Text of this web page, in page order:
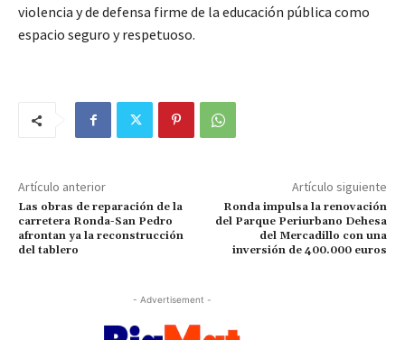
violencia y de defensa firme de la educación pública como
espacio seguro y respetuoso.
Artículo anterior
Las obras de reparación de la
carretera Ronda-San Pedro
afrontan ya la reconstrucción
del tablero
Artículo siguiente
Ronda impulsa la renovación
del Parque Periurbano Dehesa
del Mercadillo con una
inversión de 400.000 euros
- Advertisement -